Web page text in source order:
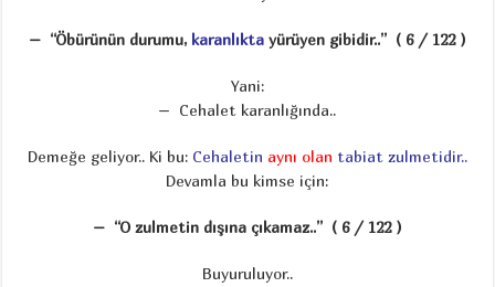
– “Öbürünün durumu, karanlıktayürüyen gibidir..” ( 6 / 122 )
Yani:
– Cehalet karanlığında..
Demeğe geliyor.. Ki bu: Cehaletin aynı olan tabiat zulmetidir..
Devamla bu kimse için:
– “O zulmetin dışına çıkamaz..” ( 6 / 122 )
Buyuruluyor..